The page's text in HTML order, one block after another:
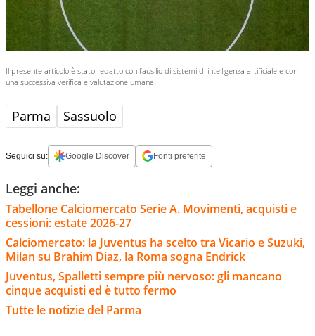
Il presente articolo è stato redatto con l’ausilio di sistemi di intelligenza artificiale e con
una successiva verifica e valutazione umana.
Parma Sassuolo
Seguici su: Google Discover Fonti preferite
Leggi anche:
Tabellone Calciomercato Serie A. Movimenti, acquisti e
cessioni: estate 2026-27
Calciomercato: la Juventus ha scelto tra Vicario e Suzuki,
Milan su Brahim Diaz, la Roma sogna Endrick
Juventus, Spalletti sempre più nervoso: gli mancano
cinque acquisti ed è tutto fermo
Tutte le notizie del Parma